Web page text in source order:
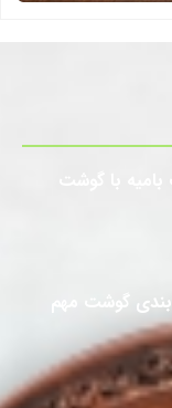
بندی گوشت مهم